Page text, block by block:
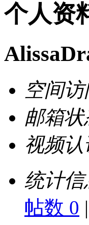
个人资
空间
邮箱状
视频认
统计信
帖数 0 |